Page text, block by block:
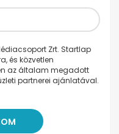
Zrt. Startlap
és közvetlen
az általam megadott
partnerei ajánlatával.